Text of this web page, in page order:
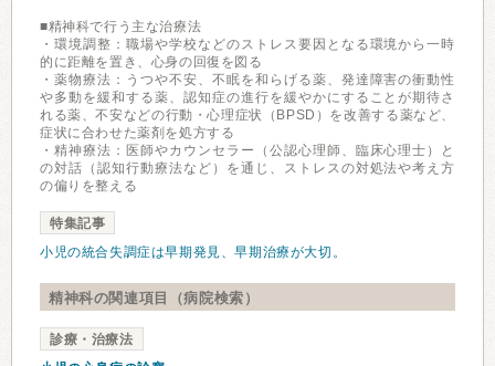
■精神科で行う主な治療法
・環境調整：職場や学校などのストレス要因となる環境から一時
的に距離を置き、心身の回復を図る
・薬物療法：うつや不安、不眠を和らげる薬、発達障害の衝動性
や多動を緩和する薬、認知症の進行を緩やかにすることが期待さ
れる薬、不安などの行動・心理症状（BPSD）を改善する薬など、
症状に合わせた薬剤を処方する
・精神療法：医師やカウンセラー（公認心理師、臨床心理士）と
の対話（認知行動療法など）を通じ、ストレスの対処法や考え方
の偏りを整える
特集記事
小児の統合失調症は早期発見、早期治療が大切。
精神科の関連項目（病院検索）
診療・治療法